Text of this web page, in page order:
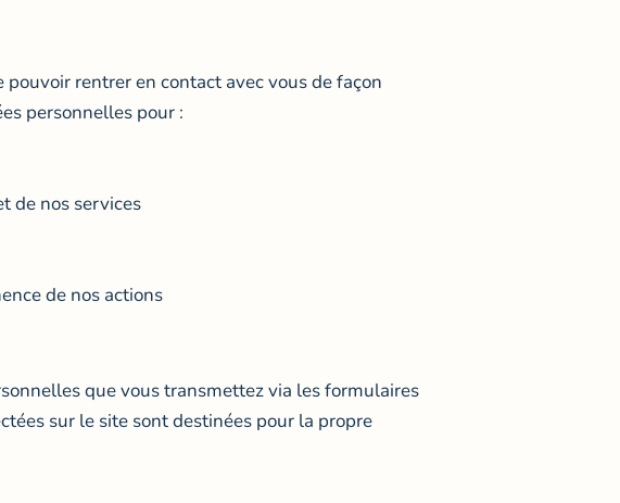
rentrer en contact avec vous de façon
personnelles pour :
de nos services
de nos actions
que vous transmettez via les formulaires
sur le site sont destinées pour la propre